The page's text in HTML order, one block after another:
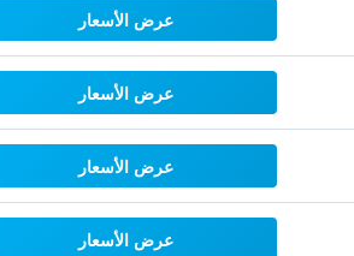
عرض الأسعار
عرض الأسعار
عرض الأسعار
عرض الأسعار